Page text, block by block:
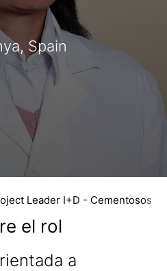
Spain
Leader I+D - Cementosos
el rol
a